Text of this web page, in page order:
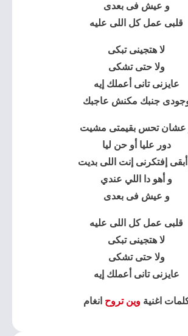
و عيش فى بعدى
قلبى عمل كل اللى عليه
لا هتجينى تبكى
ولا حتى تشكى
عايزنى تانى أعملك إيه
جنبك مكنش عاجبك
عشان تحس بقيمتى مشيت
دور عليا أو حن ليا
إفتكرنى إنت اللى بديت
و أهو دا اللي عندي
و عيش فى بعدى
قلبى عمل كل اللى عليه
لا هتجينى تبكى
ولا حتى تشكى
عايزنى تانى أعملك إيه
اغنيةوين تروح انغام